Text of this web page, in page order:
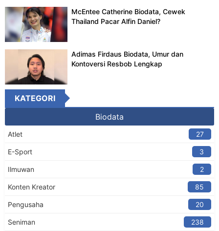
McEntee Catherine Biodata, Cewek
Thailand Pacar Alfin Daniel?
Adimas Firdaus Biodata, Umur dan
Kontoversi Resbob Lengkap
KATEGORI
Biodata
Atlet 27
E-Sport 3
Ilmuwan 2
Konten Kreator​ 85
Pengusaha 20
Seniman 238